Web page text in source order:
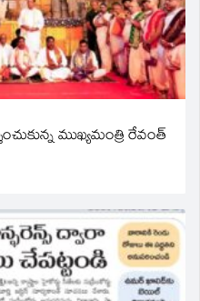
ముఖ్యమంత్రి రేవంత్